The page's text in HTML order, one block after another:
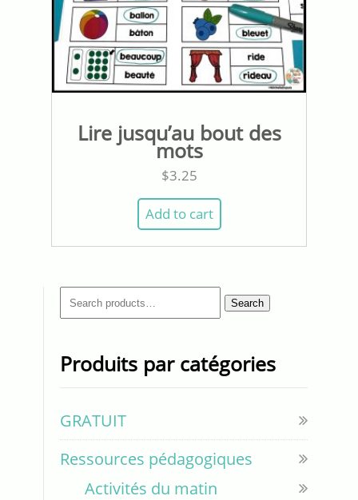
Lire jusqu’au bout des
mots
$3.25
Add to cart
Search
for:
Search
Produits par catégories
GRATUIT
Ressources pédagogiques
Activités du matin